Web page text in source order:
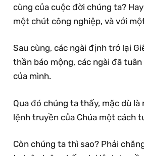
cùng của cuộc đời chúng ta?
một chút công nghiệp, và với
Sau cùng, các ngài định trở lại
thần báo mộng, các ngài đã
của mình.
Qua đó chúng ta thấy, mặc dù
lệnh truyền của Chúa một cách
Còn chúng ta thì sao? Phải